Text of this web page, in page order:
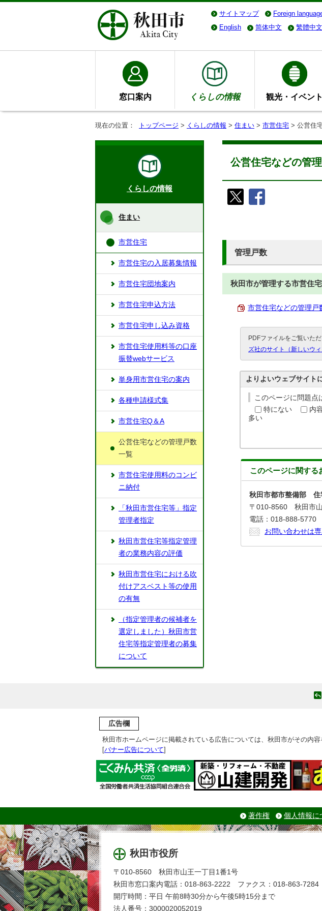
サイトマップ Foreign
English
简体中文 繁體中文
窓口案内 くらしの情報 観光・イベント
現在の位置： トップページ > くらしの情報 > 住まい > 市営住宅 > 公営住
公営住宅などの管
管理戸数
秋田市が管理する市営住
市営住宅などの管理戸
PDFファイルをご覧いた
ズ社のサイト（新しいウィ
よりよいウェブサイト
このページに問題点
特にない
内
多い
このページに関する
秋田市都市整備部 住
〒010-8560 秋田市
電話：018-888-5770
お問い合わせは
くらしの情報
住まい
市営住宅
市営住宅の入居募集情報
市営住宅団地案内
市営住宅申込方法
市営住宅申し込み資格
市営住宅使用料等の口座
振替webサービス
単身用市営住宅の案内
各種申請様式集
市営住宅Q＆A
公営住宅などの管理戸数
一覧
市営住宅使用料のコンビ
ニ納付
「秋田市営住宅等」指定
管理者指定
秋田市営住宅等指定管理
者の業務内容の評価
秋田市営住宅における吹
付けアスベスト等の使用
の有無
（指定管理者の候補者を
選定しました）秋田市営
住宅等指定管理者の募集
について
広告欄
秋田市ホームページに掲載されている広告については、秋田市がその内容
[バナー広告について]
著作権 個人情報に
秋田市役所
〒010-8560 秋田市山王一丁目1番1号
秋田市窓口案内電話：018-863-2222 ファクス：018-863-7284
開庁時間：平日 午前8時30分から午後5時15分まで
法人番号：3000020052019